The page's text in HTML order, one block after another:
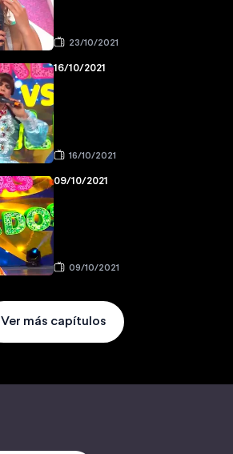
23/10/2021
16/10/2021
16/10/2021
09/10/2021
09/10/2021
Ver más capítulos